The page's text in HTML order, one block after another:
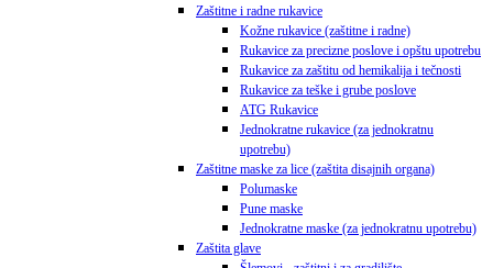
Zaštitne i radne rukavice
Kožne rukavice (zaštitne i radne)
Rukavice za precizne poslove i opštu upotrebu
Rukavice za zaštitu od hemikalija i tečnosti
Rukavice za teške i grube poslove
ATG Rukavice
Jednokratne rukavice (za jednokratnu
upotrebu)
Zaštitne maske za lice (zaštita disajnih organa)
Polumaske
Pune maske
Jednokratne maske (za jednokratnu upotrebu)
Zaštita glave